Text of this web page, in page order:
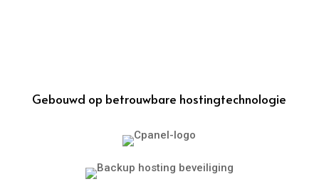
Gebouwd op betrouwbare hostingtechnologie